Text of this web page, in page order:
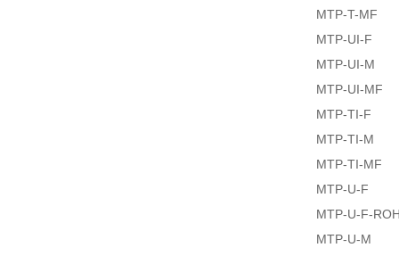
MTP-T-MF
MTP-UI-F
MTP-UI-M
MTP-UI-MF
MTP-TI-F
MTP-TI-M
MTP-TI-MF
MTP-U-F
MTP-U-F-
MTP-U-M